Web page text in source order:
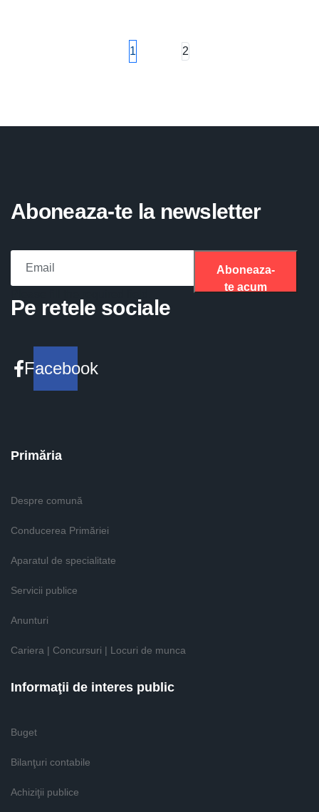
1 2
Aboneaza-te la newsletter
Aboneaza-
te acum
Pe retele sociale
Facebook
Primăria
Despre comună
Conducerea Primăriei
Aparatul de specialitate
Servicii publice
Anunturi
Cariera | Concursuri | Locuri de munca
Informaţii de interes public
Buget
Bilanţuri contabile
Achiziţii publice